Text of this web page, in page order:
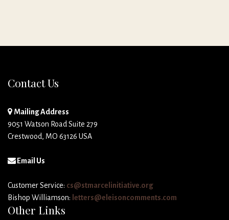
Contact Us
Mailing Address
9051 Watson Road Suite 279
Crestwood, MO 63126 USA
Email Us
Customer Service: cs@stmarcelinitiative.org
Bishop Williamson: letters@eleisoncomments.com
Other Links